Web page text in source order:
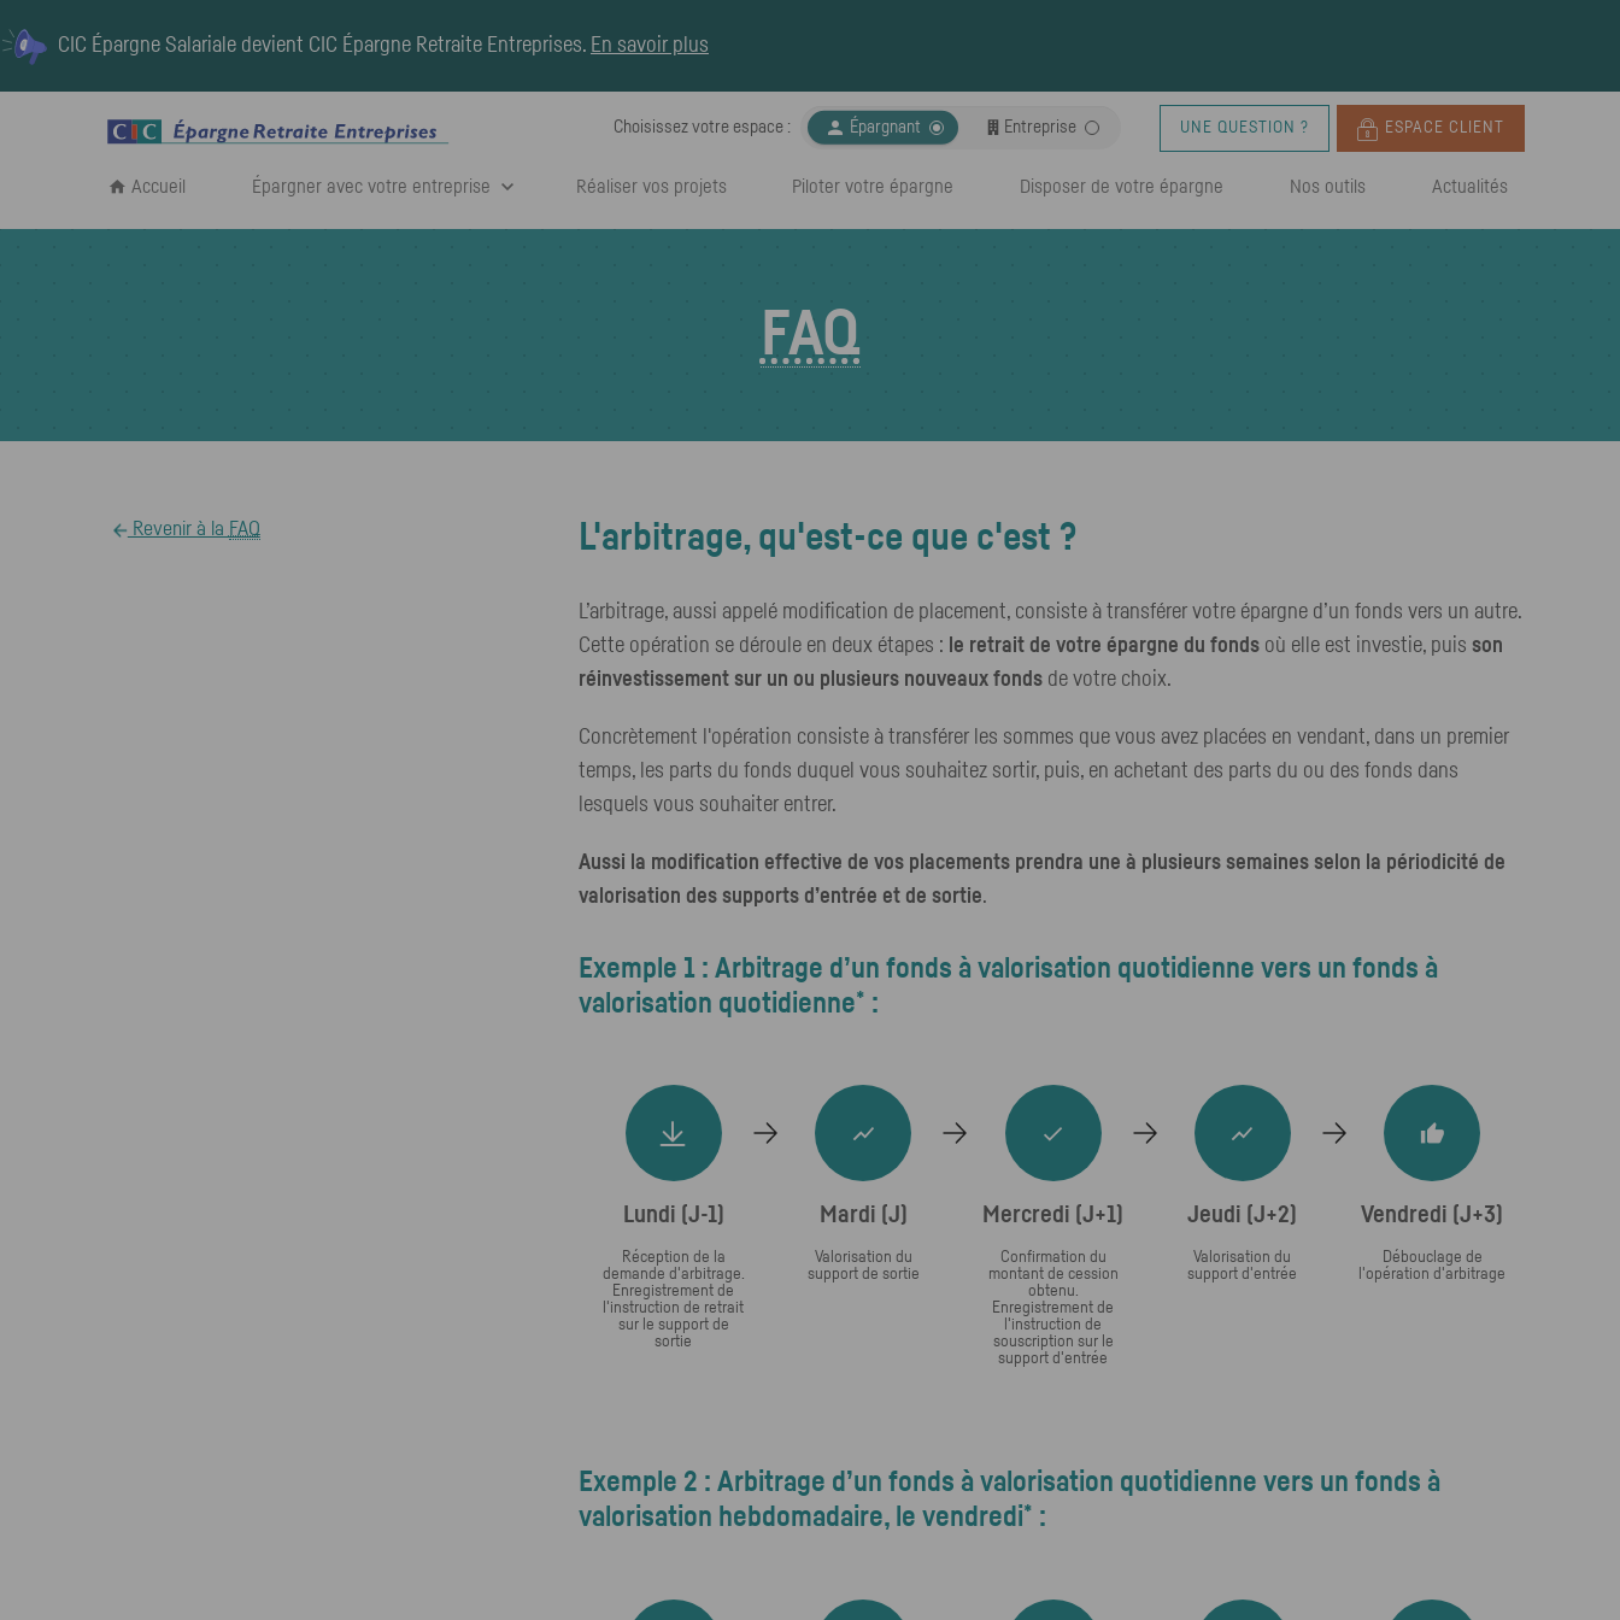
CIC Épargne Salariale devient CIC Épargne Retraite Entreprises. En savoir plus
Choisissez votre espace :  Espace choisi :
Épargnant Entreprise UNE QUESTION ? ESPACE CLIENT
Accueil Épargner avec votre entreprise Réaliser vos projets Piloter votre épargne Disposer de votre épargne Nos outils Actualités
FAQ
Revenir à la FAQ L'arbitrage, qu'est-ce que c'est ?
L’arbitrage, aussi appelé modification de placement, consiste à transférer votre épargne d’un fonds vers un autre.
Cette opération se déroule en deux étapes : le retrait de votre épargne du fonds où elle est investie, puis son
réinvestissement sur un ou plusieurs nouveaux fonds de votre choix.
Concrètement l'opération consiste à transférer les sommes que vous avez placées en vendant, dans un premier
temps, les parts du fonds duquel vous souhaitez sortir, puis, en achetant des parts du ou des fonds dans
lesquels vous souhaiter entrer.
Aussi la modification effective de vos placements prendra une à plusieurs semaines selon la périodicité de
valorisation des supports d’entrée et de sortie.
Exemple 1 : Arbitrage d’un fonds à valorisation quotidienne vers un fonds à
valorisation quotidienne* :
Lundi (J-1)
Réception de la
demande d'arbitrage.
Enregistrement de
l'instruction de retrait
sur le support de
sortie
Mardi (J)
Valorisation du
support de sortie
Mercredi (J+1)
Confirmation du
montant de cession
obtenu.
Enregistrement de
l'instruction de
souscription sur le
support d'entrée
Jeudi (J+2)
Valorisation du
support d'entrée
Vendredi (J+3)
Débouclage de
l'opération d'arbitrage
Exemple 2 : Arbitrage d’un fonds à valorisation quotidienne vers un fonds à
valorisation hebdomadaire, le vendredi* :